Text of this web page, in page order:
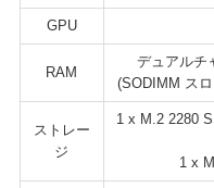
GPU
RAM
デュアルチ
(SODIMM ス
ストレー
ジ
1 x M.2 2280
1 x